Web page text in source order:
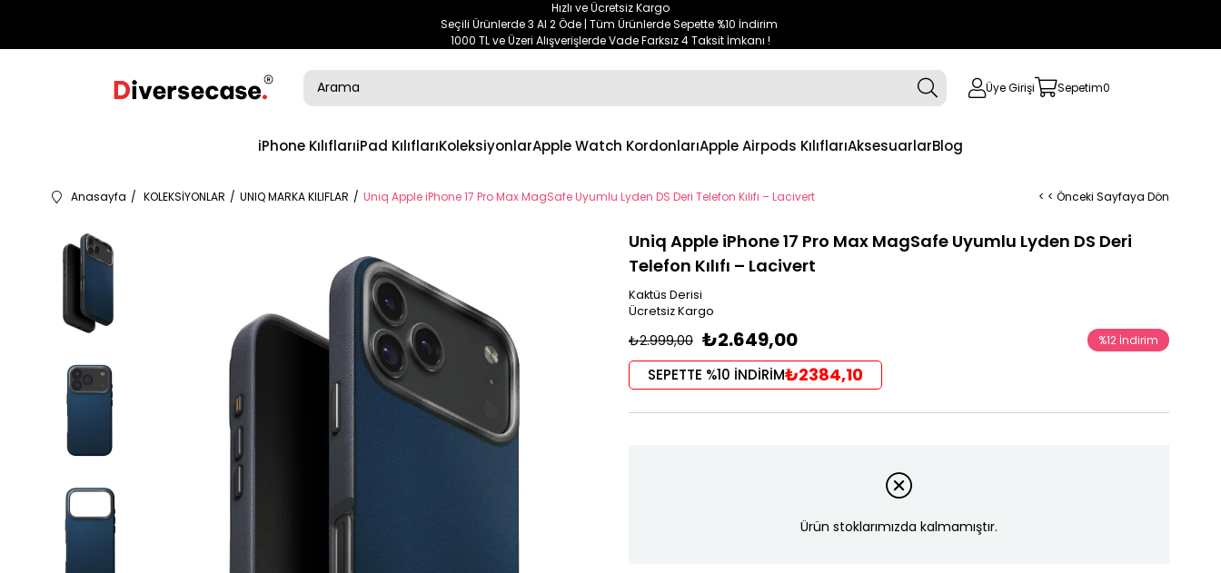
Hızlı ve Ücretsiz Kargo
Seçili Ürünlerde 3 Al 2 Öde | Tüm Ürünlerde Sepette %10 İndirim
1000 TL ve Üzeri Alışverişlerde Vade Farksız 4 Taksit İmkanı !
Üye Girişi Sepetim0
iPhone KılıflarıiPad KılıflarıKoleksiyonlarApple Watch KordonlarıApple Airpods KılıflarıAksesuarlarBlog
Anasayfa KOLEKSİYONLAR UNIQ MARKA KILIFLAR Uniq Apple iPhone 17 Pro Max MagSafe Uyumlu Lyden DS Deri Telefon Kılıfı – Lacivert < < Önceki Sayfaya Dön
Uniq Apple iPhone 17 Pro Max MagSafe Uyumlu Lyden DS Deri
Telefon Kılıfı – Lacivert
Kaktüs Derisi
Ücretsiz Kargo
₺2.999,00 ₺2.649,00 %12 İndirim
SEPETTE %10 İNDİRİM₺2384,10
Ürün stoklarımızda kalmamıştır.